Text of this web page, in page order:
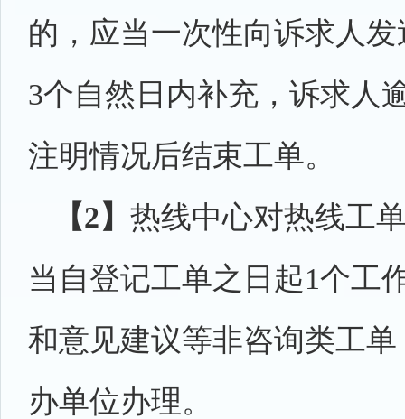
的，应当一次性向诉求人
3个自然日内补充，诉求人
注明情况后结束工单。
【2】 热线中心对热线工
当自登记工单之日起1个工
和意见建议等非咨询类工
办单位办理。